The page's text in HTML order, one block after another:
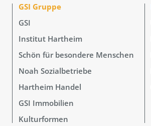
GSI Gruppe
GSI
Institut Hartheim
Schön für besondere Menschen
Noah Sozialbetriebe
Hartheim Handel
GSI Immobilien
Kulturformen